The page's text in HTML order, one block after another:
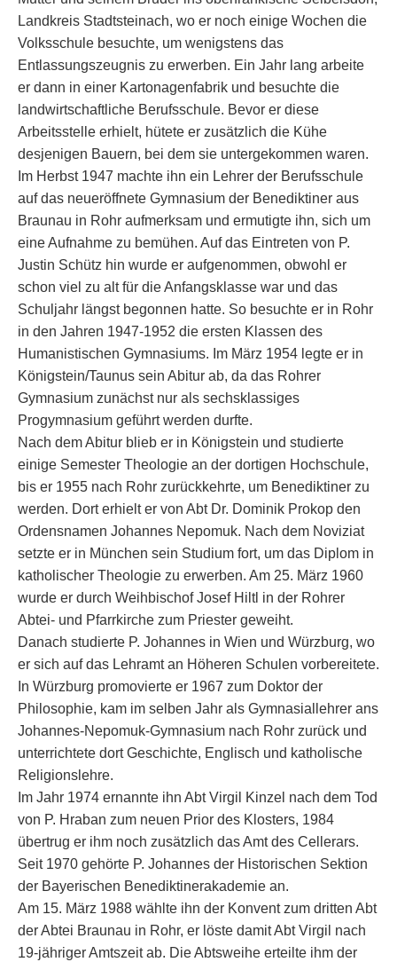
Landkreis Stadtsteinach, wo er noch einige Wochen die
Volksschule besuchte, um wenigstens das
Entlassungszeugnis zu erwerben. Ein Jahr lang arbeite
er dann in einer Kartonagenfabrik und besuchte die
landwirtschaftliche Berufsschule. Bevor er diese
Arbeitsstelle erhielt, hütete er zusätzlich die Kühe
desjenigen Bauern, bei dem sie untergekommen waren.
Im Herbst 1947 machte ihn ein Lehrer der Berufsschule
auf das neueröffnete Gymnasium der Benediktiner aus
Braunau in Rohr aufmerksam und ermutigte ihn, sich um
eine Aufnahme zu bemühen. Auf das Eintreten von P.
Justin Schütz hin wurde er aufgenommen, obwohl er
schon viel zu alt für die Anfangsklasse war und das
Schuljahr längst begonnen hatte. So besuchte er in Rohr
in den Jahren 1947-1952 die ersten Klassen des
Humanistischen Gymnasiums. Im März 1954 legte er in
Königstein/Taunus sein Abitur ab, da das Rohrer
Gymnasium zunächst nur als sechsklassiges
Progymnasium geführt werden durfte.
Nach dem Abitur blieb er in Königstein und studierte
einige Semester Theologie an der dortigen Hochschule,
bis er 1955 nach Rohr zurückkehrte, um Benediktiner zu
werden. Dort erhielt er von Abt Dr. Dominik Prokop den
Ordensnamen Johannes Nepomuk. Nach dem Noviziat
setzte er in München sein Studium fort, um das Diplom in
katholischer Theologie zu erwerben. Am 25. März 1960
wurde er durch Weihbischof Josef Hiltl in der Rohrer
Abtei- und Pfarrkirche zum Priester geweiht.
Danach studierte P. Johannes in Wien und Würzburg, wo
er sich auf das Lehramt an Höheren Schulen vorbereitete.
In Würzburg promovierte er 1967 zum Doktor der
Philosophie, kam im selben Jahr als Gymnasiallehrer ans
Johannes-Nepomuk-Gymnasium nach Rohr zurück und
unterrichtete dort Geschichte, Englisch und katholische
Religionslehre.
Im Jahr 1974 ernannte ihn Abt Virgil Kinzel nach dem Tod
von P. Hraban zum neuen Prior des Klosters, 1984
übertrug er ihm noch zusätzlich das Amt des Cellerars.
Seit 1970 gehörte P. Johannes der Historischen Sektion
der Bayerischen Benediktinerakademie an.
Am 15. März 1988 wählte ihn der Konvent zum dritten Abt
der Abtei Braunau in Rohr, er löste damit Abt Virgil nach
19-jähriger Amtszeit ab. Die Abtsweihe erteilte ihm der